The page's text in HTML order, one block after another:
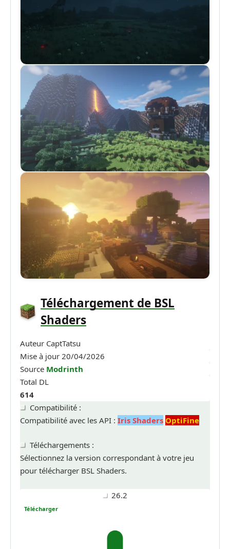
Téléchargement de BSL
Shaders
Auteur CaptTatsu
Mise à jour 20/04/2026
Source Modrinth
Total DL
614
Compatibilité :
Compatibilité avec les API : Iris Shaders OptiFine
Téléchargements :
Sélectionnez la version correspondant à votre jeu
pour télécharger BSL Shaders.
26.2
Télécharger